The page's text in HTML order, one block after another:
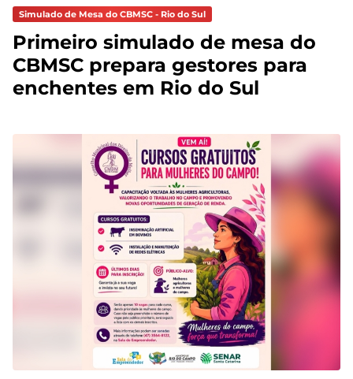
Simulado de Mesa do CBMSC - Rio do Sul
Primeiro simulado de mesa do
CBMSC prepara gestores para
enchentes em Rio do Sul